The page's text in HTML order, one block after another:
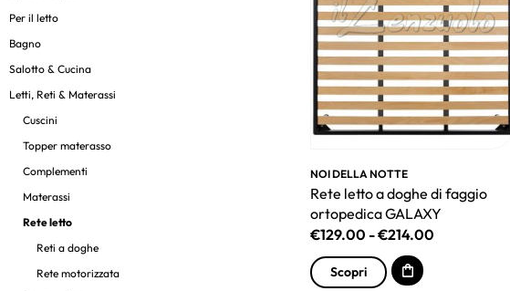
Per il letto
Bagno
Salotto & Cucina
Letti, Reti & Materassi
Cuscini
Topper materasso
Complementi
Materassi
Rete letto
Reti a doghe
Rete motorizzata
NOI DELLA NOTTE
Rete letto a doghe di faggio
ortopedica GALAXY
€129.00 -€214.00
Scopri